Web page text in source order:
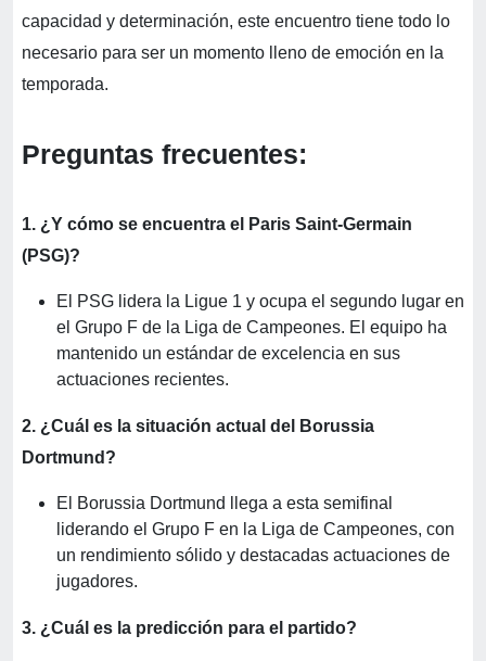
capacidad y determinación, este encuentro tiene todo lo
necesario para ser un momento lleno de emoción en la
temporada.
Preguntas frecuentes:
1. ¿Y cómo se encuentra el Paris Saint-Germain
(PSG)?
El PSG lidera la Ligue 1 y ocupa el segundo lugar en
el Grupo F de la Liga de Campeones. El equipo ha
mantenido un estándar de excelencia en sus
actuaciones recientes.
2. ¿Cuál es la situación actual del Borussia
Dortmund?
El Borussia Dortmund llega a esta semifinal
liderando el Grupo F en la Liga de Campeones, con
un rendimiento sólido y destacadas actuaciones de
jugadores.
3. ¿Cuál es la predicción para el partido?